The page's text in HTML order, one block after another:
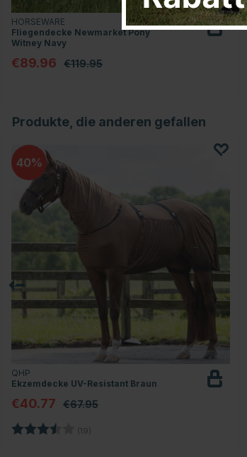
HORSEWARE
Fliegendecke Newmarket Pony
Witney Navy
€89.96 €119.95
Produkte, die anderen gefallen
40
QHP
Ekzemdecke UV-Resistant Braun
€40.77 €67.95
Bewertung: (19)